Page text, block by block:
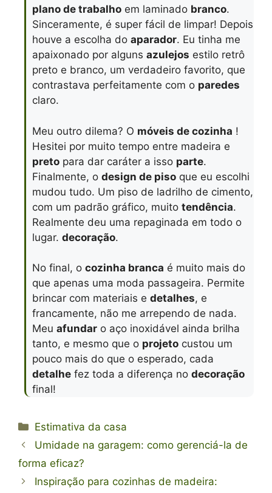
plano de trabalho em laminado branco.
Sinceramente, é super fácil de limpar! Depois
houve a escolha do aparador. Eu tinha me
apaixonado por alguns azulejos estilo retrô
preto e branco, um verdadeiro favorito, que
contrastava perfeitamente com o paredes
claro.
Meu outro dilema? O móveis de cozinha !
Hesitei por muito tempo entre madeira e
preto para dar caráter a isso parte.
Finalmente, o design de piso que eu escolhi
mudou tudo. Um piso de ladrilho de cimento,
com um padrão gráfico, muito tendência.
Realmente deu uma repaginada em todo o
lugar. decoração.
No final, o cozinha branca é muito mais do
que apenas uma moda passageira. Permite
brincar com materiais e detalhes, e
francamente, não me arrependo de nada.
Meu afundar o aço inoxidável ainda brilha
tanto, e mesmo que o projeto custou um
pouco mais do que o esperado, cada
detalhe fez toda a diferença no decoração
final!
Categorias
Estimativa da casa
Umidade na garagem: como gerenciá-la de
forma eficaz?
Inspiração para cozinhas de madeira: